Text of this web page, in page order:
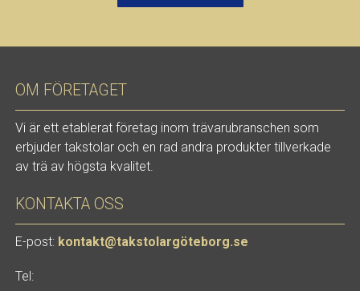
OM FÖRETAGET
Vi är ett etablerat företag inom trävarubranschen som
erbjuder takstolar och en rad andra produkter tillverkade
av trä av högsta kvalitet.
KONTAKTA OSS
E-post: kontakt@takstolargöteborg.se
Tel: